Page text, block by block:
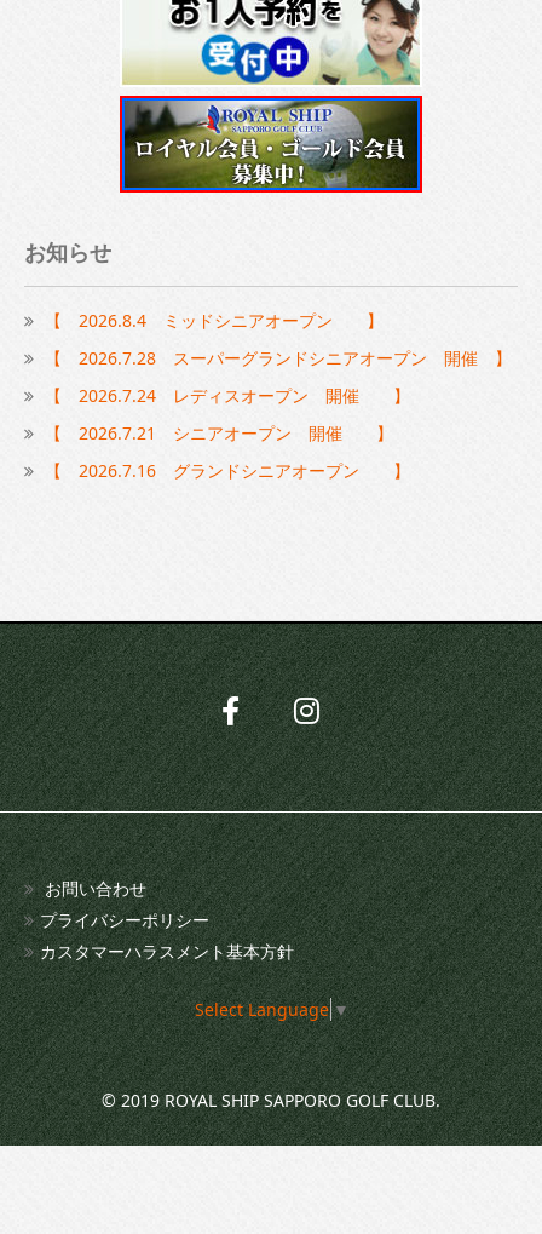
お知らせ
【 2026.8.4 ミッドシニアオープン 】
【 2026.7.28 スーパーグランドシニアオープン 開催 】
【 2026.7.24 レディスオープン 開催 】
【 2026.7.21 シニアオープン 開催 】
【 2026.7.16 グランドシニアオープン 】
お問い合わせ
プライバシーポリシー
カスタマーハラスメント基本方針
Select Language▼
© 2019 ROYAL SHIP SAPPORO GOLF CLUB.